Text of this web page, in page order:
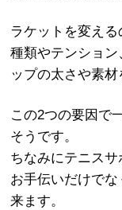
ラケットを変え
種類やテンショ
ップの太さや素
この2つの要因で
そうです。
ちなみにテニス
お手伝いだけで
来ます。